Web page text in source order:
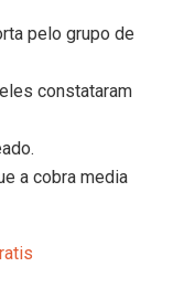
pelo grupo de
constataram
a cobra media